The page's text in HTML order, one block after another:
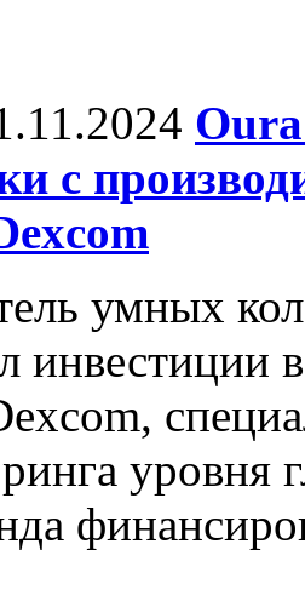
с
умных
инвестиции
уровня